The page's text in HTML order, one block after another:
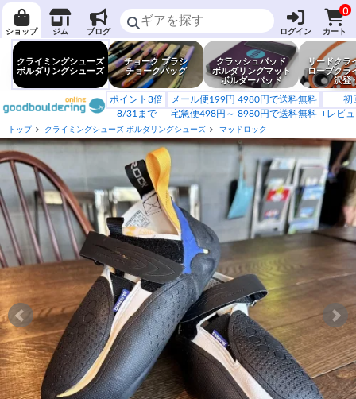
ショップ ジム ブログ ログイン
0
カート
クライミングシューズ
ボルダリングシューズ
チョーク ブラシ
チョークバッグ
クラッシュパッド
ボルダリングマット
ボルダーパッド
リードクラ
ロープクラ
沢登
ポイント3倍
8/31まで
メール便199円 4980円で送料無料
宅急便498円～ 8980円で送料無料
初
+レビ
トップ クライミングシューズ ボルダリングシューズ マッドロック